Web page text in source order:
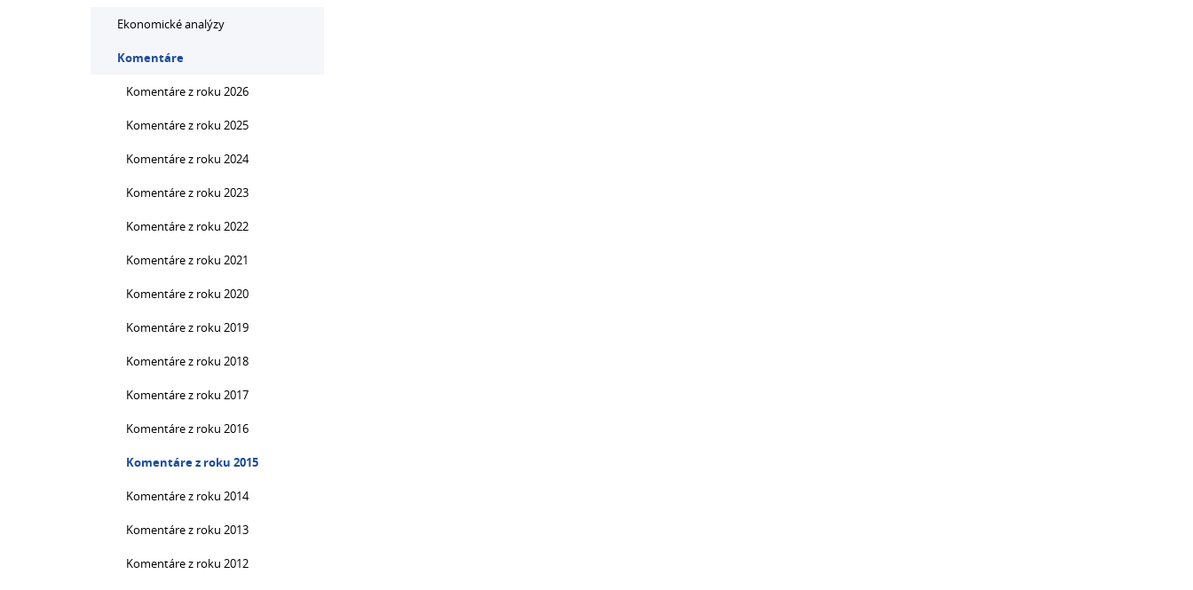
Ekonomické analýzy
Komentáre
Komentáre z roku 2026
Komentáre z roku 2025
Komentáre z roku 2024
Komentáre z roku 2023
Komentáre z roku 2022
Komentáre z roku 2021
Komentáre z roku 2020
Komentáre z roku 2019
Komentáre z roku 2018
Komentáre z roku 2017
Komentáre z roku 2016
Komentáre z roku 2015
Komentáre z roku 2014
Komentáre z roku 2013
Komentáre z roku 2012